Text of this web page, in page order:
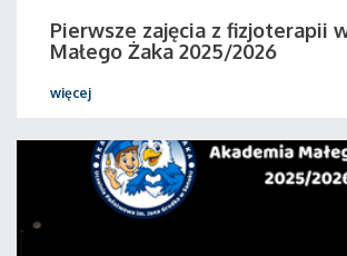
Pierwsze zajęcia z fizjoterapii
Małego Żaka 2025/2026
więcej